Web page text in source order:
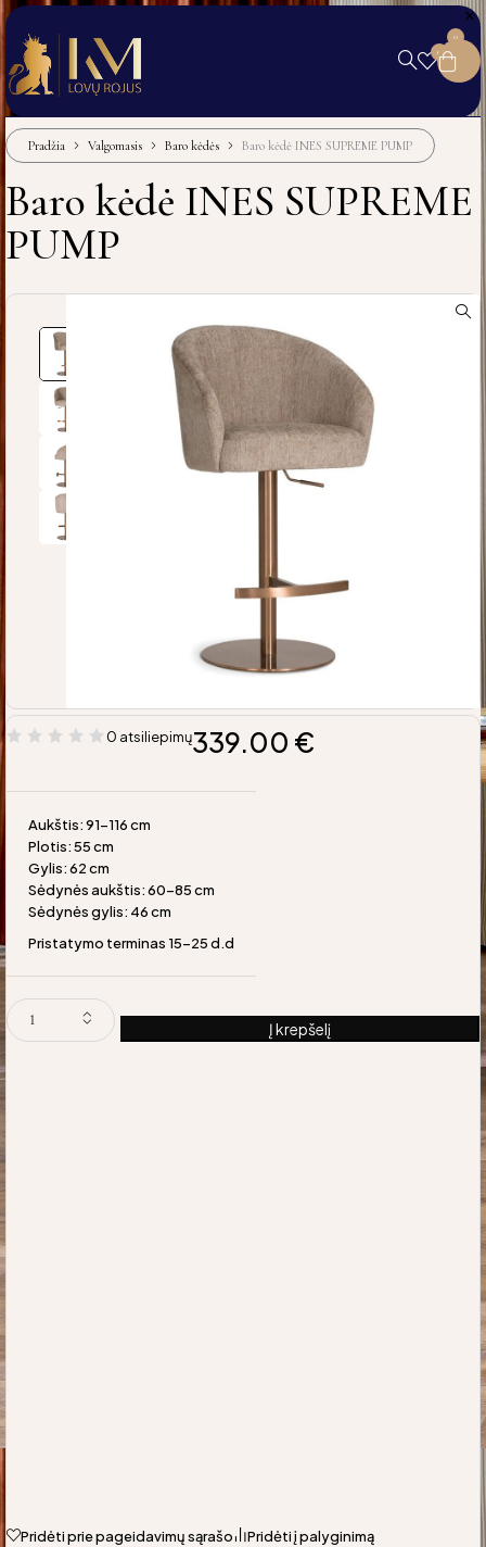
0
0
Pradžia Valgomasis Baro kėdės Baro kėdė INES SUPREME PUMP
Baro kėdė INES SUPREME
PUMP
0 atsiliepimų339.00 €
Aukštis: 91-116 cm
Plotis: 55 cm
Gylis: 62 cm
Sėdynės aukštis: 60-85 cm
Sėdynės gylis: 46 cm
Pristatymo terminas 15-25 d.d
Į krepšelį
Pridėti prie pageidavimų sąrašo Pridėti į palyginimą